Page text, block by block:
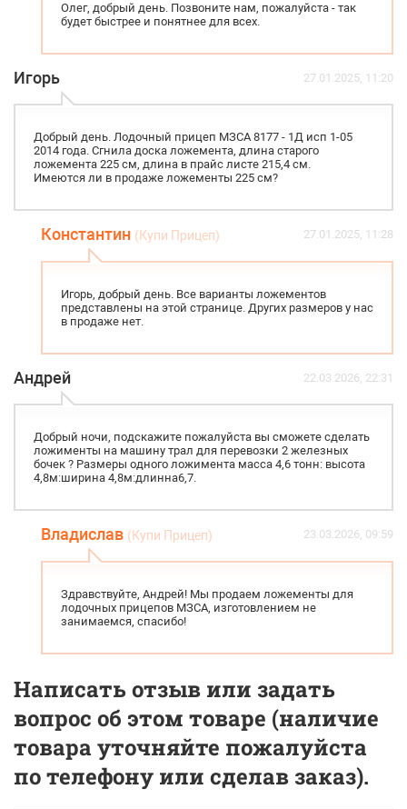
Олег, добрый день. Позвоните нам, пожалуйста - так
будет быстрее и понятнее для всех.
Игорь 27.01.2025, 11:20
Добрый день. Лодочный прицеп МЗСА 8177 - 1Д исп 1-05
2014 года. Сгнила доска ложемента, длина старого
ложемента 225 см, длина в прайс листе 215,4 см.
Имеются ли в продаже ложементы 225 см?
Константин (Купи Прицеп) 27.01.2025, 11:28
Игорь, добрый день. Все варианты ложементов
представлены на этой странице. Других размеров у нас
в продаже нет.
Андрей 22.03.2026, 22:31
Добрый ночи, подскажите пожалуйста вы сможете сделать
ложименты на машину трал для перевозки 2 железных
бочек ? Размеры одного ложимента масса 4,6 тонн: высота
4,8м:ширина 4,8м:длинна6,7.
Владислав (Купи Прицеп) 23.03.2026, 09:59
Здравствуйте, Андрей! Мы продаем ложементы для
лодочных прицепов МЗСА, изготовлением не
занимаемся, спасибо!
Написать отзыв или задать
вопрос об этом товаре (наличие
товара уточняйте пожалуйста
по телефону или сделав заказ).